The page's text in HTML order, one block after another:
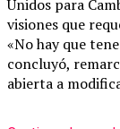
Unidos para
visiones que
«No hay que
concluyó,
abierta a